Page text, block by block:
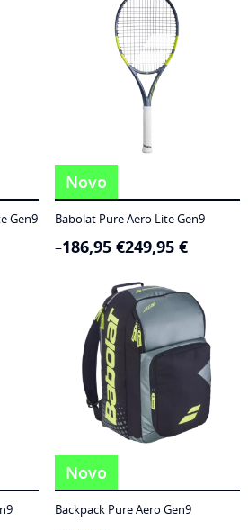
Gen9
Novo
Babolat Pure Aero Lite Gen9
186,95 €
– 249,95 €
Price
range:
249,95 €
Novo
Backpack Pure Aero Gen9